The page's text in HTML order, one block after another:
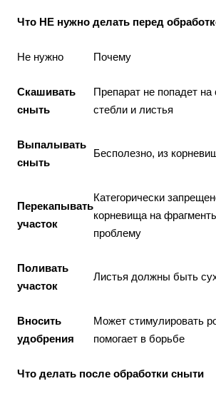
Что НЕ нужно делать перед
Не нужно Почему
Скашивать
сныть
Препарат не попадет на
стебли и листья
Выпалывать
сныть
Бесполезно, из
Перекапывать
участок
Категорически
корневища на
проблему
Поливать
участок
Листья должны быть
Вносить
удобрения
Может стимулировать
помогает в борьбе
Что делать после обработки сныти